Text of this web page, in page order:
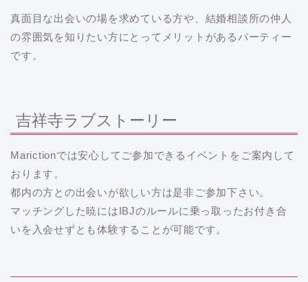
真面目な出会いの場を求めている方や、結婚相談所の仲人
の雰囲気を知りたい方にとってメリットがあるパーティー
です。
吉祥寺ラブストーリー
Marictionでは安心してご参加できるイベントをご案内して
おります。
都内の方との出会いが欲しい方は是非ご参加下さい。
マッチングした暁にはIBJのルールに乗っ取ったお付き合
いを入会せずとも体験することが可能です。